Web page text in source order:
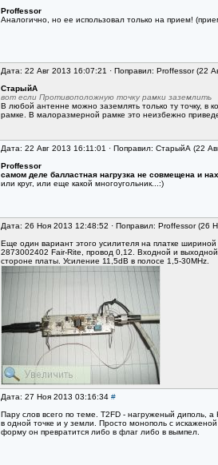
Proffessor
Аналогично, но ее использовал только на прием!
Дата: 22 Авг 2013 16:07:21 · Поправил: Proffessor (22
СтарыйА
вот если Противоположную точку рамки заземлить
В любой антенне можно заземлять только ту точку, в
рамке. В малоразмерной рамке это неизбежно
Дата: 22 Авг 2013 16:11:01 · Поправил: СтарыйА (22
Proffessor
самом деле балластная нагрузка не совмещена и
или круг, или еще какой многоугольник...:)
Дата: 26 Ноя 2013 12:48:52 · Поправил: Proffessor (26
Еще один вариант этого усилителя на платке
2873002402 Fair-Rite, провод 0,12. Входной и
стороне платы. Усиление 11,5dB в полосе 1,5-30MHz.
Дата: 27 Ноя 2013 03:16:34 #
Пару слов всего по теме. T2FD - нагруженый диполь, а
в одной точке и у земли. Просто монополь с
форму он превратится либо в флаг либо в вымпел.